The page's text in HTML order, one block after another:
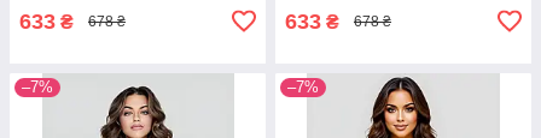
633 ₴ 678 ₴ 633 ₴ 678 ₴
–7% –7%